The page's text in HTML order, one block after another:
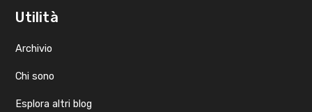
Utilità
Archivio
Chi sono
Esplora altri blog